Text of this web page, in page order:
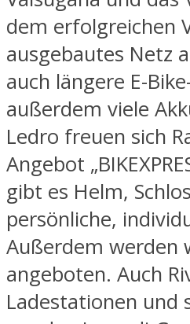
dem erfolgreichen
ausgebautes Netz
auch längere E-
außerdem viele
Ledro freuen sich
Angebot
gibt es Helm,
persönliche,
Außerdem werden
angeboten. Auch
Ladestationen und